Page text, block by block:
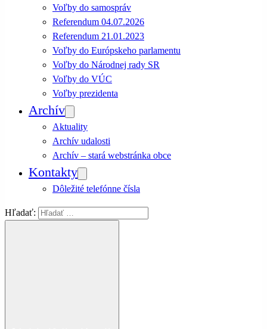
Voľby do samospráv
Referendum 04.07.2026
Referendum 21.01.2023
Voľby do Európskeho parlamentu
Voľby do Národnej rady SR
Voľby do VÚC
Voľby prezidenta
Archív
Aktuality
Archív udalosti
Archív – stará webstránka obce
Kontakty
Dôležité telefónne čísla
Hľadať: